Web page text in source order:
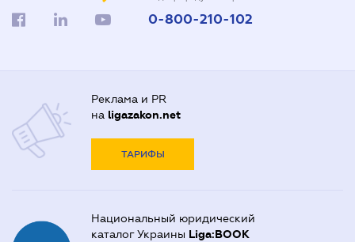
0-800-210-102
Реклама и PR
на ligazakon.net
ТАРИФЫ
Национальный юридический
каталог Украины Liga:BOOK